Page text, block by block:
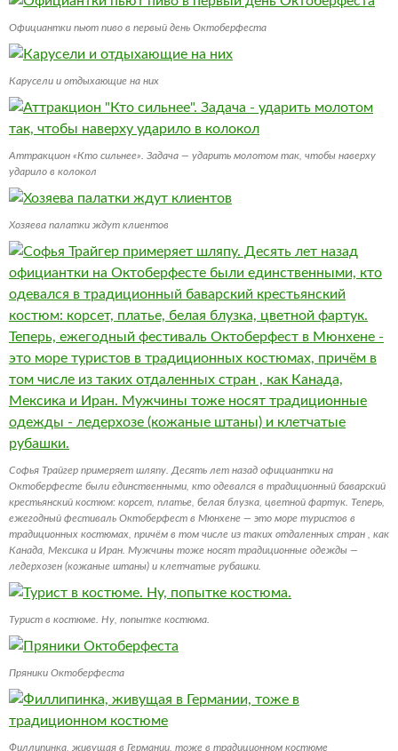
Официантки пьют пиво в первый день Октоберфеста
Карусели и отдыхающие на них
Аттракцион «Кто сильнее». Задача — ударить молотом так, чтобы наверху
ударило в колокол
Хозяева палатки ждут клиентов
Софья Трайгер примеряет шляпу. Десять лет назад официантки на
Октоберфесте были единственными, кто одевался в традиционный баварский
крестьянский костюм: корсет, платье, белая блузка, цветной фартук. Теперь,
ежегодный фестиваль Октоберфест в Мюнхене — это море туристов в
традиционных костюмах, причём в том числе из таких отдаленных стран , как
Канада, Мексика и Иран. Мужчины тоже носят традиционные одежды —
ледерхозен (кожаные штаны) и клетчатые рубашки.
Турист в костюме. Ну, попытке костюма.
Пряники Октоберфеста
Филлипинка, живущая в Германии, тоже в традиционном костюме